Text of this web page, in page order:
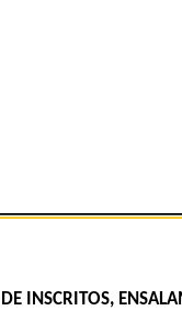
DE INSCRITOS,